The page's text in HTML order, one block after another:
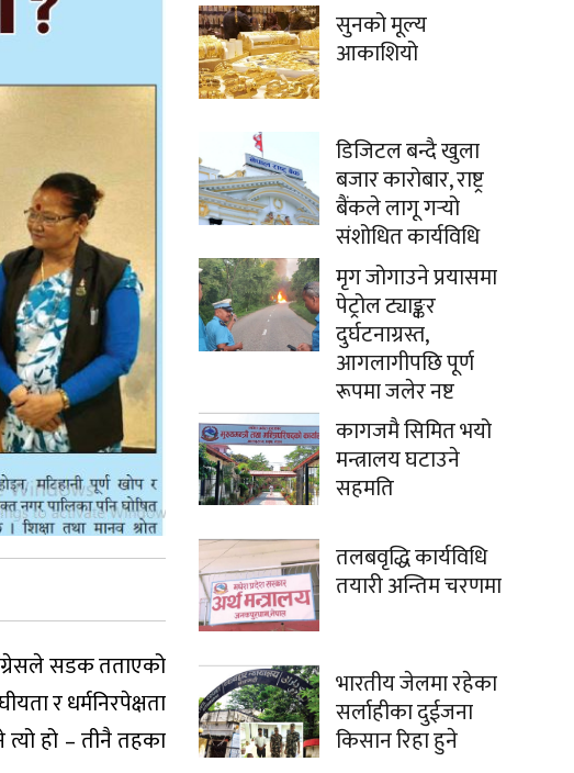
सडक तताएको
र धर्मनिरपेक्षता
हो – तीनै तहका
सुनको मूल्य
आकाशियो
डिजिटल बन्दै खुला
बजार कारोबार, राष्ट्र
बैंकले लागू गर्‍यो
संशोधित कार्यविधि
मृग जोगाउने प्रयासमा
पेट्रोल ट्याङ्कर
दुर्घटनाग्रस्त,
आगलागीपछि पूर्ण
रूपमा जलेर नष्ट
कागजमै सिमित भयो
मन्त्रालय घटाउने
सहमति
तलबवृद्धि कार्यविधि
तयारी अन्तिम चरणमा
भारतीय जेलमा रहेका
सर्लाहीका दुईजना
किसान रिहा हुने